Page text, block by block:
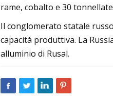
rame, cobalto e 30
Il conglomerato statale
capacità produttiva. La
alluminio di Rusal.